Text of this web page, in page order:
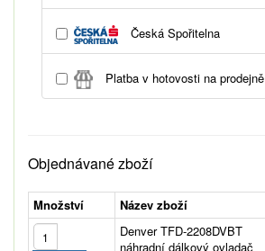
Česká Spořitelna
Platba v hotovosti na prodejně
Objednávané zboží
Množství Název zboží
Denver TFD-2208DVBT
náhradní dálkový ovladač